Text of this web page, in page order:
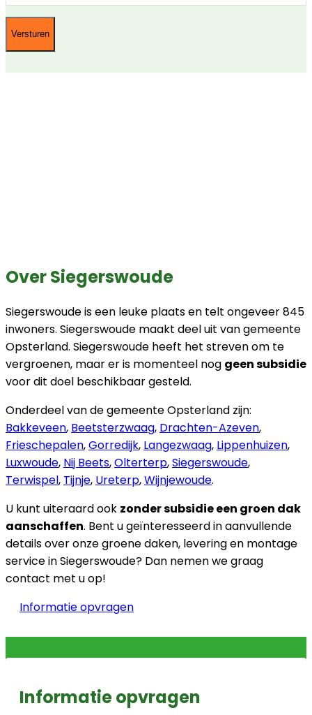
Over Siegerswoude
Siegerswoude is een leuke plaats en telt ongeveer 845
inwoners. Siegerswoude maakt deel uit van gemeente
Opsterland. Siegerswoude heeft het streven om te
vergroenen, maar er is momenteel nog geen subsidie
voor dit doel beschikbaar gesteld.
Onderdeel van de gemeente Opsterland zijn:
Bakkeveen, Beetsterzwaag, Drachten-Azeven,
Frieschepalen,Gorredijk, Langezwaag, Lippenhuizen,
Luxwoude, Nij Beets,Olterterp,Siegerswoude,
Terwispel, Tijnje, Ureterp,Wijnjewoude.
U kunt uiteraard ook zonder subsidie een groen dak
aanschaffen. Bent u geïnteresseerd in aanvullende
details over onze groene daken, levering en montage
service in Siegerswoude? Dan nemen we graag
contact met u op!
Informatie opvragen
Informatie opvragen